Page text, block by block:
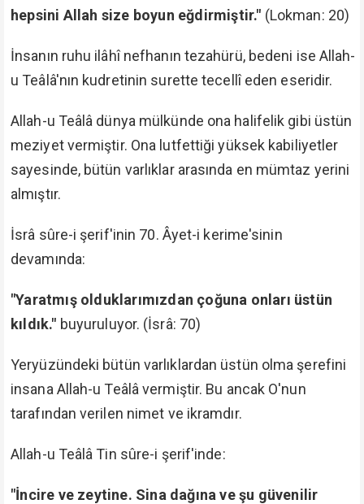
hepsini Allah size boyun eğdirmiştir." (Lokman: 20)
İnsanın ruhu ilâhî nefhanın tezahürü, bedeni ise Allah-
u Teâlâ'nın kudretinin surette tecellî eden eseridir.
Allah-u Teâlâ dünya mülkünde ona halifelik gibi üstün
meziyet vermiştir. Ona lutfettiği yüksek kabiliyetler
sayesinde, bütün varlıklar arasında en mümtaz yerini
almıştır.
İsrâ sûre-i şerif'inin 70. Âyet-i kerime'sinin
devamında:
"Yaratmış olduklarımızdan çoğuna onları üstün
kıldık." buyuruluyor. (İsrâ: 70)
Yeryüzündeki bütün varlıklardan üstün olma şerefini
insana Allah-u Teâlâ vermiştir. Bu ancak O'nun
tarafından verilen nimet ve ikramdır.
Allah-u Teâlâ Tin sûre-i şerif'inde:
"İncire ve zeytine. Sina dağına ve şu güvenilir